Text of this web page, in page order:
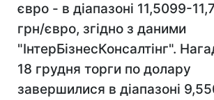
євро - в діапазоні 11,5099-
грн/євро, згідно з даними
"ІнтерБізнесКонсалтінг".
18 грудня торги по долару
завершилися в діапазоні